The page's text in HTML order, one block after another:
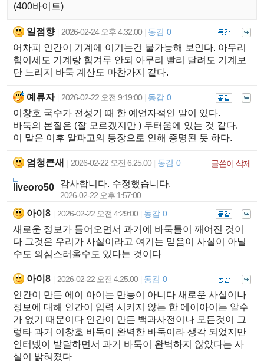
(400바이트)
일점향 2026-02-24 오후 4:32:00 동감 0
어차피 인간이 기계에 이기는건 불가능해 보인다. 아무리
힘이세도 기계랑 힘겨루 안되 아무리 빨리 달려도 기계보
단 느리지 바둑 계산도 마찬가지 같다.
예류자 2026-02-22 오전 9:19:00 동감 0
이창호 국수가 전성기 때 한 예언자적인 말이 있다.
바둑의 본질은 (잘 모르겠지만 ) 두터움에 있는 것 같다.
이 말은 이후 알파고의 등장으로 인해 증명된 듯 하다.
엄청큰새 2026-02-22 오전 6:25:00 동감 0 글쓴이 삭제
liveoro50 감사합니다. 수정했습니다.
2026-02-22 오후 1:57:00
아이8 2026-02-22 오전 4:29:00 동감 0
새로운 정보가 들어오면서 과거에 바둑틀이 깨어진 것이
다 그것은 우리가 사실이라고 여기는 믿음이 사실이 아닐
수도 의심스러울수도 있다는 것이다
아이8 2026-02-22 오전 4:25:00 동감 0
인간이 만든 에이 아이는 만능이 아니다 새로운 사실이나
정보에 대해 인간이 입력 시키지 않는 한 에이아이는 알수
가 없기 때문이다 인간이 만든 백과사전이나 모든것이 그
렇타 과거 이창호 바둑이 완벽한 바둑이라 생각 되었지만
인터넸이 발달하면서 과거 바둑이 완벽하지 않았다는 사
실이 밝혀졌다